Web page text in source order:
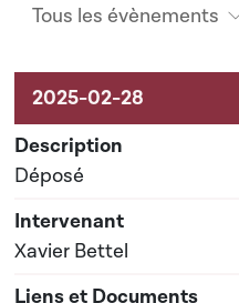
Tous les évènements
Activités liées au dossier
Déposé
Xavier Bettel